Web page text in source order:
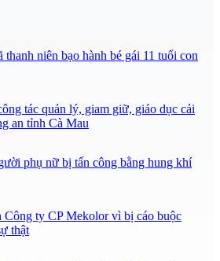
niên bạo hành bé gái 11 tuổi con
tác quản lý, giam giữ, giáo dục cải
an tỉnh Cà Mau
phụ nữ bị tấn công bằng hung khí
Công ty CP Mekolor vì bị cáo buộc
thật